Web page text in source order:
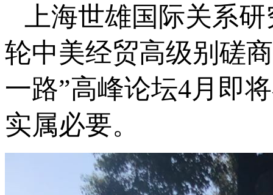
上海世雄国际关系
轮中美经贸高级别磋
一路”高峰论坛4月即
实属必要。